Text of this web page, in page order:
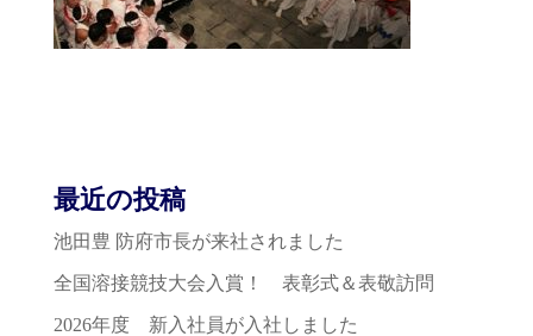
最近の投稿
池田豊 防府市長が来社されました
全国溶接競技大会入賞！ 表彰式＆表敬訪問
2026年度 新入社員が入社しました